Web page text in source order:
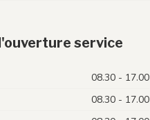
service
08.30 - 17.00
08.30 - 17.00